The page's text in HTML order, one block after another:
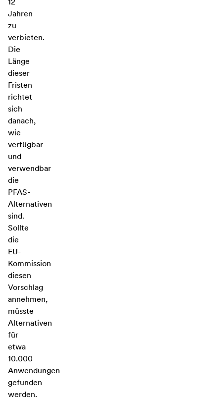
Jahren
zu
verbieten.
Die
Länge
dieser
Fristen
richtet
sich
danach,
wie
verfügbar
und
verwendbar
die
PFAS-
Alternativen
sind.
Sollte
die
EU-
Kommission
diesen
Vorschlag
annehmen,
müsste
Alternativen
für
etwa
10.000
Anwendungen
gefunden
werden.